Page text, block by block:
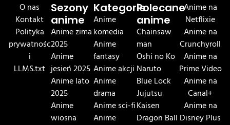
O nas
Kontakt
Polityka
prywatnośc
i
LLMS.txt
Sezony
anime
Anime zima
2025
Anime
jesień 2025
Anime lato
2025
Anime
wiosna
Kategorie
Anime
komedia
Anime
fantasy
Anime akcji
Anime
drama
Anime sci-fi
Anime
Polecane
anime
Chainsaw
man
Oshi no Ko
Naruto
Blue Lock
Jujutsu
Kaisen
Dragon Ball
Anime na
Netflixie
Anime na
Crunchyroll
Anime na
Prime Video
Anime na
Canal+
Anime na
Disney Plus